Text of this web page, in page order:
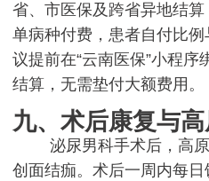
省、市医保及跨省异地结
单病种付费，患者自付比
议提前在“云南医保”小程
结算，无需垫付大额费用。
九、术后康复与
泌尿男科手术后，高
创面结痂。术后一周内每